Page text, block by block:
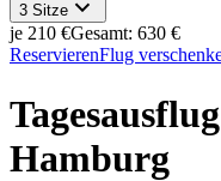
3 Sitze
je 210 €Gesamt: 630 €
ReservierenFlug
Hamburg